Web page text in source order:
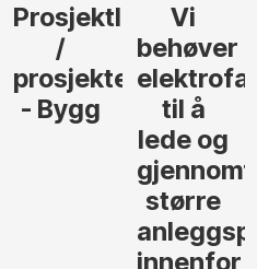
Prosjektleder
/
prosjekteringsleder
- Bygg
Vi
behøver
til å
lede og
større
innenfor